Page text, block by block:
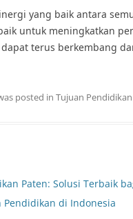
yang baik antara
untuk meningkatkan
dapat terus berkembang
posted in Tujuan Pendidikan
Paten: Solusi Terbaik
Pendidikan di Indonesia